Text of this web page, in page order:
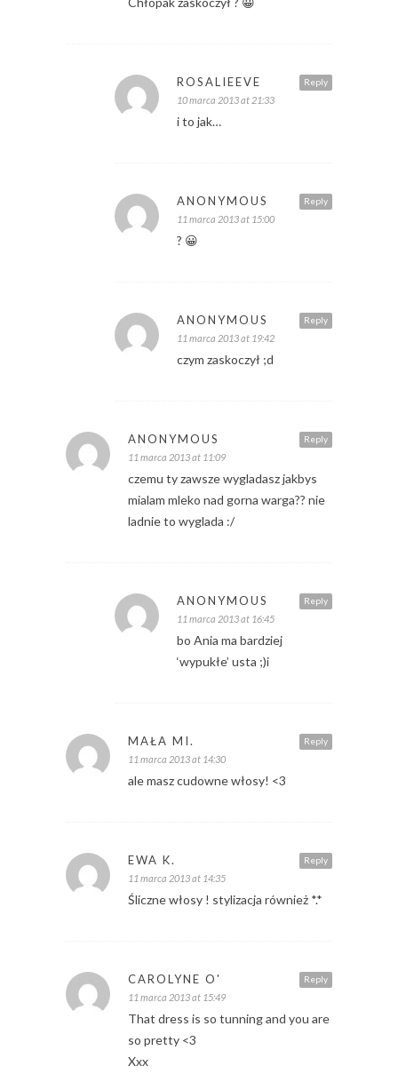
Reply
ROSALIEEVE
10 marca 2013 at 21:33
i to jak…
Reply
ANONYMOUS
11 marca 2013 at 15:00
? 😀
Reply
ANONYMOUS
11 marca 2013 at 19:42
czym zaskoczył ;d
Reply
ANONYMOUS
11 marca 2013 at 11:09
czemu ty zawsze wygladasz jakbys
mialam mleko nad gorna warga?? nie
ladnie to wyglada :/
Reply
ANONYMOUS
11 marca 2013 at 16:45
bo Ania ma bardziej
‘wypukłe’ usta ;)i
Reply
MAŁA MI.
11 marca 2013 at 14:30
ale masz cudowne włosy! <3
Reply
EWA K.
11 marca 2013 at 14:35
Śliczne włosy ! stylizacja również *.*
Reply
CAROLYNE O'
11 marca 2013 at 15:49
That dress is so tunning and you are
so pretty <3
Xxx